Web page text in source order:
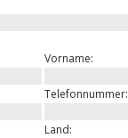
Vorname:
Telefonnummer:
Land: